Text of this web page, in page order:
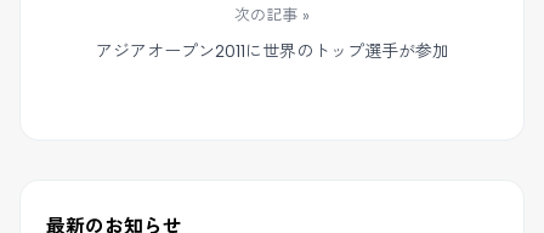
次の記事 »
アジアオープン2011に世界のトップ選手が参加
最新のお知らせ